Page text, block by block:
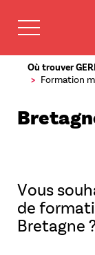
contenu
Où trouver
Formation
Vous
de
Bretagne